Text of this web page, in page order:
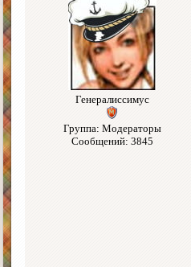
Генералиссимус
Группа: Модераторы
Сообщений: 3845